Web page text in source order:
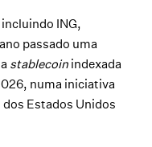
ING,
passado uma
stablecoin indexada
numa iniciativa
Estados Unidos